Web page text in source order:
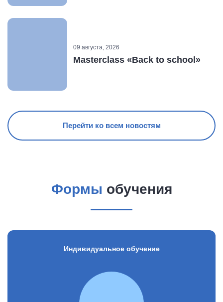
09 августа, 2026
Masterclass «Back to school»
Перейти ко всем новостям
Формы обучения
Индивидуальное обучение